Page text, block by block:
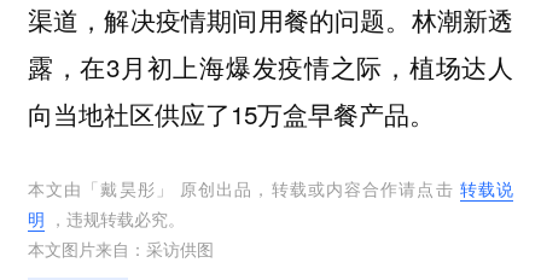
渠道 ，解决疫情期间用餐的问题。林潮新透
露，在3月初上海爆发疫情之际，植场达人
向当地社区供应了15万盒早餐产品。
本文由「戴昊彤 」 原创出品，转载或内容合作请点击 转载说
明 ，违规转载必究。
本文图片来自： 采访供图